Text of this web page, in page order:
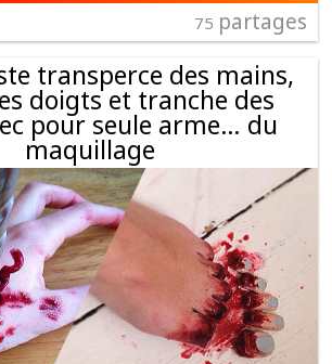
75 partages
transperce des mains,
doigts et tranche des
pour seule arme… du
maquillage